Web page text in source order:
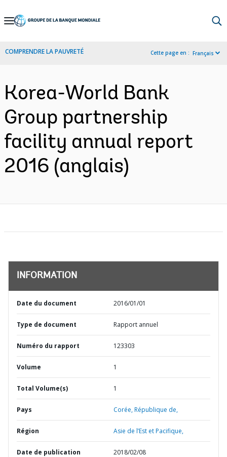
Skip
Navigation
COMPRENDRE LA PAUVRETÉ Cette page en : Français
Korea-World Bank
Group partnership
facility annual report
2016 (anglais)
INFORMATION
Date du document 2016/01/01
Type de document Rapport annuel
Numéro du rapport 123303
Volume 1
Total Volume(s) 1
Pays Corée,République de,
Région Asie de l’Est et Pacifique,
Date de publication 2018/02/08